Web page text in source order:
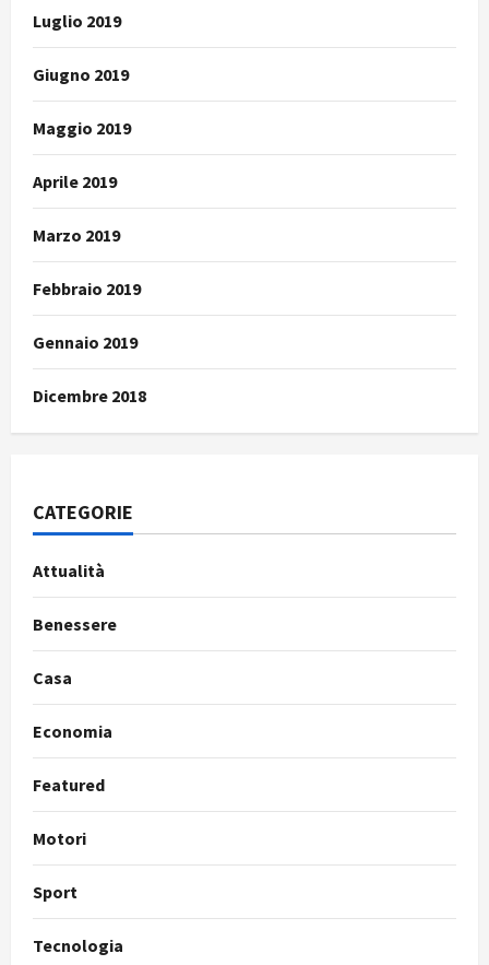
Luglio 2019
Giugno 2019
Maggio 2019
Aprile 2019
Marzo 2019
Febbraio 2019
Gennaio 2019
Dicembre 2018
CATEGORIE
Attualità
Benessere
Casa
Economia
Featured
Motori
Sport
Tecnologia